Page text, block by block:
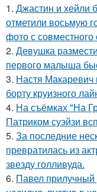
1. Джастин и хейли
отметили восьмую
фото с совместного
2. Девушка
первого малыша
3. Настя
борту круизного
4. На съёмках "На
Патриком суэйзи
5. За последние
превратилась из
звезду голливуда.
6. Павел